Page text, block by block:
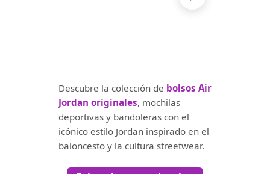
Descubre la colección de bolsos Air
Jordan originales, mochilas
deportivas y bandoleras con el
icónico estilo Jordan inspirado en el
baloncesto y la cultura streetwear.